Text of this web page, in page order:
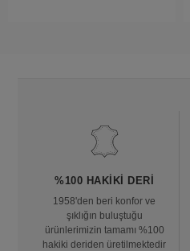
%100 HAKIKI DERI
1958'den beri konfor ve
şıklığın buluştuğu
ürünlerimizin tamamı %100
hakiki deriden üretilmektedir